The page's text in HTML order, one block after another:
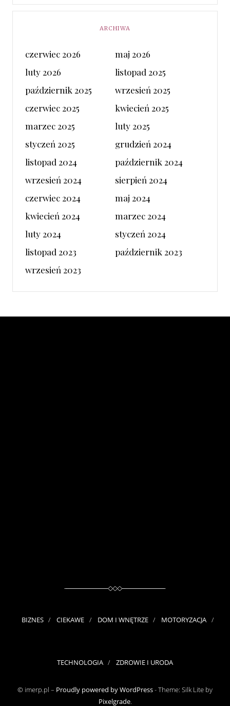
ARCHIWA
czerwiec 2026
maj 2026
luty 2026
listopad 2025
październik 2025
wrzesień 2025
czerwiec 2025
kwiecień 2025
marzec 2025
luty 2025
styczeń 2025
grudzień 2024
listopad 2024
październik 2024
wrzesień 2024
sierpień 2024
czerwiec 2024
maj 2024
kwiecień 2024
marzec 2024
luty 2024
styczeń 2024
listopad 2023
październik 2023
wrzesień 2023
BIZNES CIEKAWE DOM I WNĘTRZE MOTORYZACJA
TECHNOLOGIA ZDROWIE I URODA
© imerp.pl – Proudly powered by WordPress-Theme: Silk Lite by
Pixelgrade.